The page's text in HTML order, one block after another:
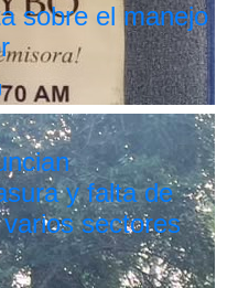
sobre el manejo
y falta de
sectores